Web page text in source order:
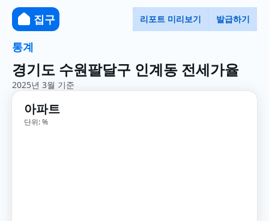
집구 리포트 미리보기 발급하기
통계
경기도 수원팔달구 인계동 전세가율
2025년 3월 기준
아파트
단위: %